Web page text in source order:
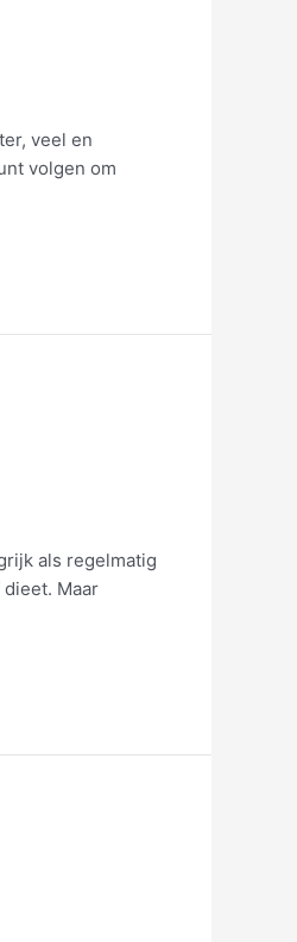
veel en
volgen om
als regelmatig
Maar